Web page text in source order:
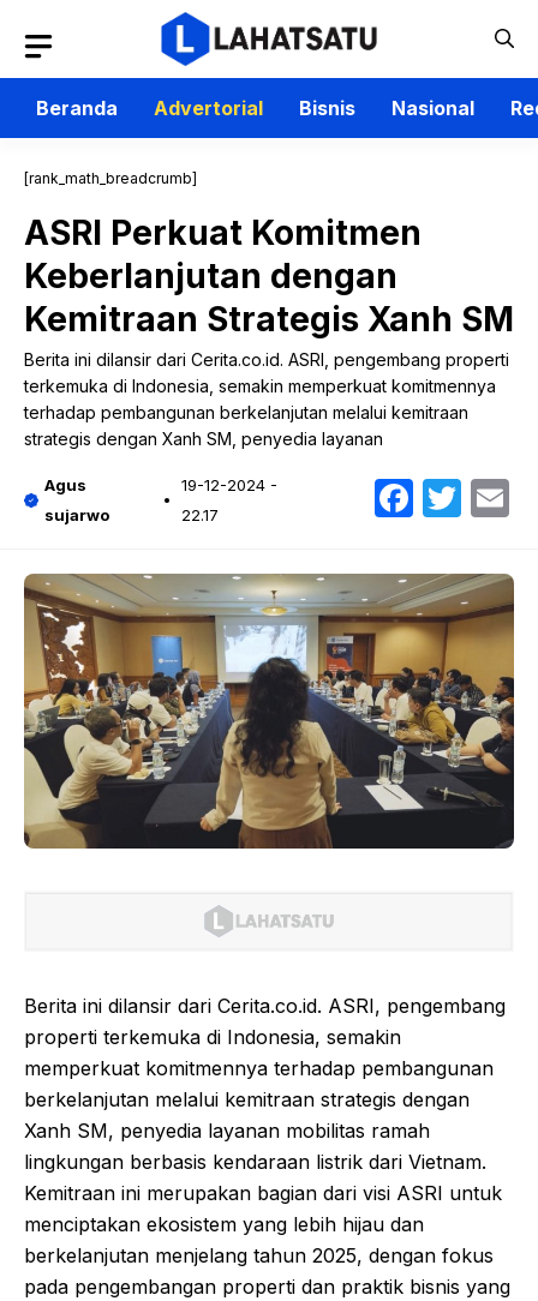
isi
Beranda
Advertorial Bisnis Nasional
[rank_math_breadcrumb]
ASRI Perkuat Komitmen
Keberlanjutan dengan
Kemitraan Strategis Xanh SM
Berita ini dilansir dari Cerita.co.id. ASRI, pengembang properti
terkemuka di Indonesia, semakin memperkuat komitmennya
terhadap pembangunan berkelanjutan melalui kemitraan
strategis dengan Xanh SM, penyedia layanan
Agus
sujarwo
19-12-2024 -
22.17
Berita ini dilansir dari Cerita.co.id. ASRI, pengembang
properti terkemuka di Indonesia, semakin
memperkuat komitmennya terhadap pembangunan
berkelanjutan melalui kemitraan strategis dengan
Xanh SM, penyedia layanan mobilitas ramah
lingkungan berbasis kendaraan listrik dari Vietnam.
Kemitraan ini merupakan bagian dari visi ASRI untuk
menciptakan ekosistem yang lebih hijau dan
berkelanjutan menjelang tahun 2025, dengan fokus
pada pengembangan properti dan praktik bisnis yang